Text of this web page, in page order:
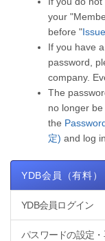
your
before "
If you have
password,
company.
The
no longer
the
定) and log
YDB会員（有料）
YDB会員ログイン
パスワードの設定